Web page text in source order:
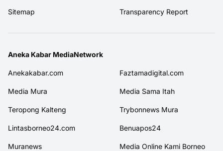
Sitemap Transparency Report
Aneka Kabar MediaNetwork
Anekakabar.com Faztamadigital.com
Media Mura Media Sama Itah
Teropong Kalteng Trybonnews Mura
Lintasborneo24.com Benuapos24
Muranews Media Online Kami Borneo